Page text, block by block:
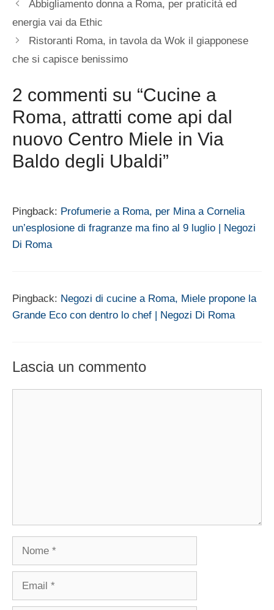
Abbigliamento donna a Roma, per praticità ed
energia vai da Ethic
Ristoranti Roma, in tavola da Wok il giapponese
che si capisce benissimo
2 commenti su “Cucine a
Roma, attratti come api dal
nuovo Centro Miele in Via
Baldo degli Ubaldi”
Pingback: Profumerie a Roma, per Mina a Cornelia
un’esplosione di fragranze ma fino al 9 luglio | Negozi
Di Roma
Pingback: Negozi di cucine a Roma, Miele propone la
Grande Eco con dentro lo chef | Negozi Di Roma
Lascia un commento